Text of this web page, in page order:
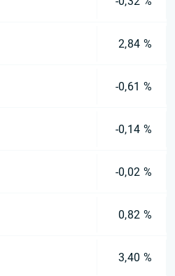
2,84 %
-0,61 %
-0,14 %
-0,02 %
0,82 %
3,40 %